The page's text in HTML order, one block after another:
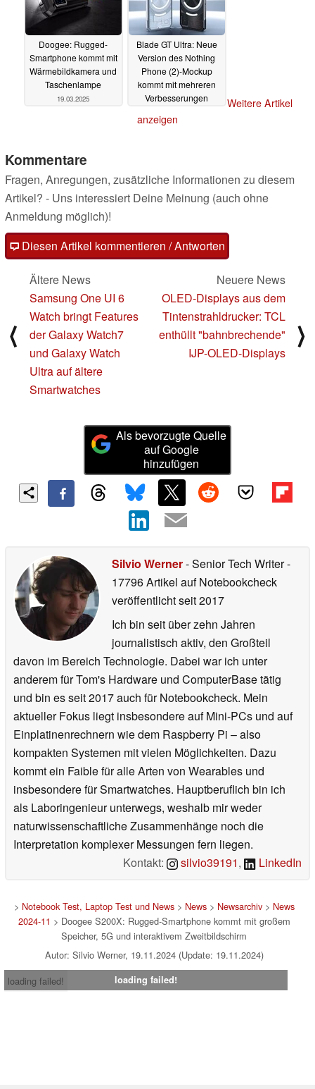
Doogee: Rugged-
Smartphone kommt mit
Wärmebildkamera und
Taschenlampe
19.03.2025
Blade GT Ultra: Neue
Version des Nothing
Phone (2)-Mockup
kommt mit mehreren
Verbesserungen
Weitere Artikel
anzeigen
Kommentare
Fragen, Anregungen, zusätzliche Informationen zu diesem
Artikel? - Uns interessiert Deine Meinung (auch ohne
Anmeldung möglich)!
Diesen Artikel kommentieren / Antworten
⟨
Ältere News
Samsung One UI 6
Watch bringt Features
der Galaxy Watch7
und Galaxy Watch
Ultra auf ältere
Smartwatches
Neuere News
OLED-Displays aus dem
Tintenstrahldrucker: TCL
enthüllt "bahnbrechende"
IJP-OLED-Displays
⟩
Als bevorzugte Quelle
auf Google
hinzufügen
Silvio Werner- Senior Tech Writer-
17796 Artikel auf Notebookcheck
veröffentlichtseit 2017
Ich bin seit über zehn Jahren
journalistisch aktiv, den Großteil
davon im Bereich Technologie. Dabei war ich unter
anderem für Tom's Hardware und ComputerBase tätig
und bin es seit 2017 auch für Notebookcheck. Mein
aktueller Fokus liegt insbesondere auf Mini-PCs und auf
Einplatinenrechnern wie dem Raspberry Pi – also
kompakten Systemen mit vielen Möglichkeiten. Dazu
kommt ein Faible für alle Arten von Wearables und
insbesondere für Smartwatches. Hauptberuflich bin ich
als Laboringenieur unterwegs, weshalb mir weder
naturwissenschaftliche Zusammenhänge noch die
Interpretation komplexer Messungen fern liegen.
Kontakt:
silvio39191, LinkedIn
> Notebook Test, Laptop Test und News> News> Newsarchiv> News
2024-11 > Doogee S200X: Rugged-Smartphone kommt mit großem
Speicher, 5G und interaktivem Zweitbildschirm
Autor: Silvio Werner, 19.11.2024 (Update: 19.11.2024)
loading failed!
loading failed!